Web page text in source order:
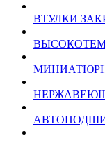
ВТУЛКИ